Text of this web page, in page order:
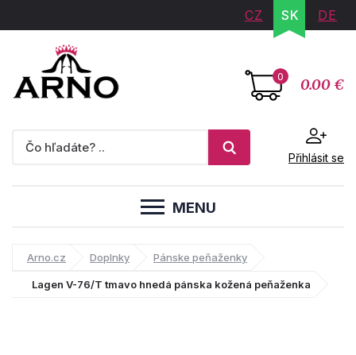
CZ SK DE
0 0.00 €
Přihlásit se
MENU
Arno.cz Doplnky Pánske peňaženky
Lagen V-76/T tmavo hnedá pánska kožená peňaženka